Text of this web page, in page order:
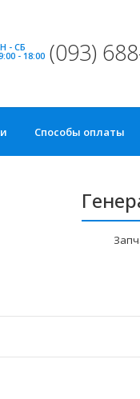
- СБ
- 18:00 (093)
Способы оплаты